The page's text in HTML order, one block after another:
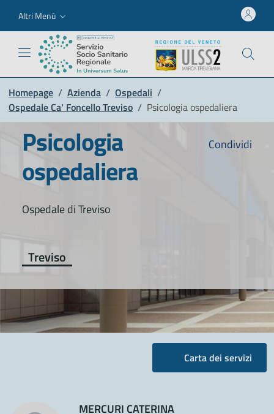
Altri Menù
Homepage / Azienda / Ospedali /
Ospedale Ca' Foncello Treviso / Psicologia ospedaliera
Condividi
Psicologia
ospedaliera
Ospedale di Treviso
Treviso
Carta dei servizi
MERCURI CATERINA